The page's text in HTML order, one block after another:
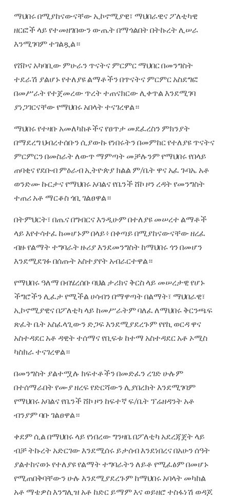
ማህበሩ በሚያከናውናቸው ኢኮኖሚያዊ፣ ማህበራዊና ፖለቲካዊ
ዘርፎች ላይ የተመዘገበውን ውጤት በማጎልበት በትኩረት ሊሠራ
እንሚገባም ተገልጿል።
የሸኮና አካባቢው ምሁራን ጥናትና ምርምር ማህበር በመንግስት
ተደራሽ ያልሆኑ የተለያዩ ልማቶችን በጥናትና ምርምር አስደግፎ
በመሥራት የተጀመረው ጥረት ተጠናክርው ሊቀጥል እንደሚገባ
ያነጋገርናቸው የማህበሩ አበላት ተናገረዋል።
ማህበሩ የተዛቡ አመለካከቶችና የፀጥታ መደፈረስን ምክንያት
በማደረግ ህብረተሰቡን ሲያውኩ የነበሩትን በመምከር የተለያዩ ጥናትና
ምርምርን በመስራት ለውጥ ማምጣት መቻሉንም የማህበሩ የበላይ
ጠባቂና የደቡብ ምዕራብ ኢትዮጵያ ክልል ም/ቤት ዋና አፈ ጉባኤ አቶ
ወንድሙ ኩርታና የማህበሩ አባልና የቤንች ሸኮ ዞን ረዳት የመንግስት
ተጠሪ አቶ ማርቆስ ጎቢ ገልፀዋል።
በትምህርት፣ በጤና በግብርና እንዲሁም በተለያዩ መሠረተ ልማቶች
ላይ እየተሳተፈ ከመሆኑም በላይ፥ በቀጣይ በሚያከናውናቸው ዘረፈ
ብዙ የልማት ተግባራት ዙሪያ እንደመንግስት ከማህበሩ ጎን በመሆን
እንደሚደገፉ በሰጡት አስተያየት አብራርተዋል።
የማህበሩ ዓለማ በብሄረሰቡ ባህል ታሪክና ቅርስ ላይ መሠረታዊ የሆኑ
ችግሮችን ሊፈታ የሚችል ሀሳብን በማዋጣት በልማት፣ ማህበራዊ፣
ኢኮኖሚያዊና በፖለቲካ ላይ ከመሥራትም ባለፈ ለማህበሩ ቅርንጫፍ
ጽፈት ቤት አስፈላጊውን ድጋፍ እንደሚያደረጉም የየኪ ወርዳ ዋና
አስተዳደር አቶ ዳዊት ተሰማና የቢፍቱ ከተማ አስተዳደር አቶ ኦሚስ
ካስክራ ተናገረዋል።
በመንግስት ያልተሟሉ ክፍተቶችን በመድፈን ረገድ ሁሉም
በተሰማራበት የሙያ ዘረፍ የድርሻውን ሊያበረክት እንደሚገባም
የማህበሩ አባልና የቤንች ሸኮ ዞን ከፍተኛ ፍ/ቤት ፕሬዘዳንት አቶ
ብንያም ባቡ ገልፀዋል።
ቀደም ሲል በማህበሩ ላይ የነበረው ግንዛቤ በፖለቲካ አደረጃጀት ላይ
ብቻ ትኩረት አድርገው እንደሚሰሩ ይታሰብ እንደነበረና በአሁን ሰዓት
ያልተከናወኑ የተለያዩ የልማት ተግባራትን ለይቶ የሚፈፅም በመሆኑ
የሚጠበቅባቸውን ሁሉ እንደሚያደረጉም ከማህበሩ አባላት መካከል
አቶ ማቴዎስ እንግሊዝ አቶ ከድር ይማም እና ወይዘሮ ተስፋነሽ ወዳጆ